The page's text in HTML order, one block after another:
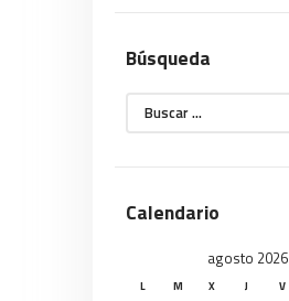
Búsqueda
Buscar:
Calendario
agosto 2026
L M X J V